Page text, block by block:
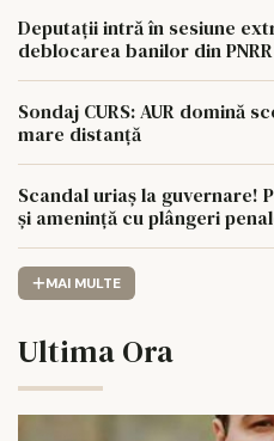
Deputații intră în sesiune
deblocarea banilor din PNRR
Sondaj CURS: AUR domină
mare distanță
Scandal uriaș la guvernare!
și amenință cu plângeri
MAI MULTE
Ultima Ora